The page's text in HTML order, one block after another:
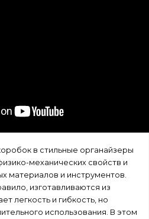
в стильные органайзеры
механических свойств и
материалов и инструментов.
изготавливаются из
легкость и гибкость, но
использования. В этом